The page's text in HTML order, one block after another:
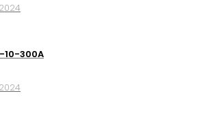
10-300A